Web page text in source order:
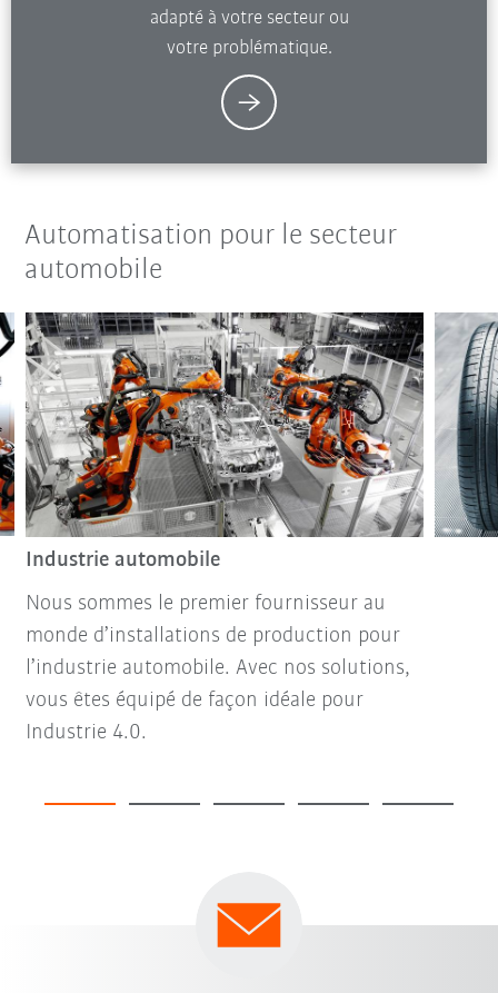
adapté à votre secteur ou
votre problématique.
Automatisation pour le secteur
automobile
Industrie automobile
Nous sommes le premier fournisseur au
monde d’installations de production pour
l’industrie automobile. Avec nos solutions,
vous êtes équipé de façon idéale pour
Industrie 4.0.